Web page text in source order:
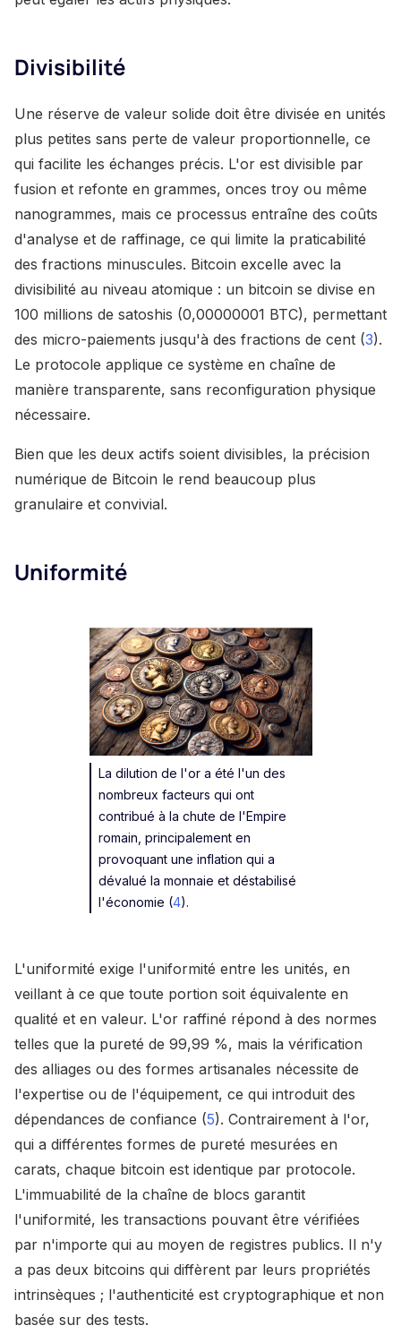
Divisibilité
Une réserve de valeur solide doit être divisée en unités
plus petites sans perte de valeur proportionnelle, ce
qui facilite les échanges précis. L'or est divisible par
fusion et refonte en grammes, onces troy ou même
nanogrammes, mais ce processus entraîne des coûts
d'analyse et de raffinage, ce qui limite la praticabilité
des fractions minuscules. Bitcoin excelle avec la
divisibilité au niveau atomique : un bitcoin se divise en
100 millions de satoshis (0,00000001 BTC), permettant
des micro-paiements jusqu'à des fractions de cent (3).
Le protocole applique ce système en chaîne de
manière transparente, sans reconfiguration physique
nécessaire.
Bien que les deux actifs soient divisibles, la précision
numérique de Bitcoin le rend beaucoup plus
granulaire et convivial.
Uniformité
La dilution de l'or a été l'un des
nombreux facteurs qui ont
contribué à la chute de l'Empire
romain, principalement en
provoquant une inflation qui a
dévalué la monnaie et déstabilisé
l'économie (4).
L'uniformité exige l'uniformité entre les unités, en
veillant à ce que toute portion soit équivalente en
qualité et en valeur. L'or raffiné répond à des normes
telles que la pureté de 99,99 %, mais la vérification
des alliages ou des formes artisanales nécessite de
l'expertise ou de l'équipement, ce qui introduit des
dépendances de confiance (5). Contrairement à l'or,
qui a différentes formes de pureté mesurées en
carats, chaque bitcoin est identique par protocole.
L'immuabilité de la chaîne de blocs garantit
l'uniformité, les transactions pouvant être vérifiées
par n'importe qui au moyen de registres publics. Il n'y
a pas deux bitcoins qui diffèrent par leurs propriétés
intrinsèques ; l'authenticité est cryptographique et non
basée sur des tests.